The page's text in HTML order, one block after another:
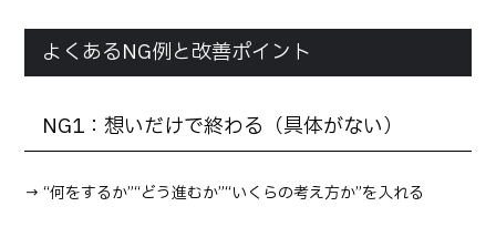
よくあるNG例と改善ポイント
NG1：想いだけで終わる（具体がない）
→ “何をするか”“どう進むか”“いくらの考え方か”を入れる